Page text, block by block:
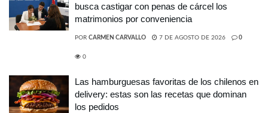
busca castigar con penas de cárcel los
matrimonios por conveniencia
POR CARMEN CARVALLO 7 DE AGOSTO DE 2026 0
0
Las hamburguesas favoritas de los chilenos en
delivery: estas son las recetas que dominan
los pedidos